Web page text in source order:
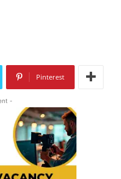
Pinterest
-